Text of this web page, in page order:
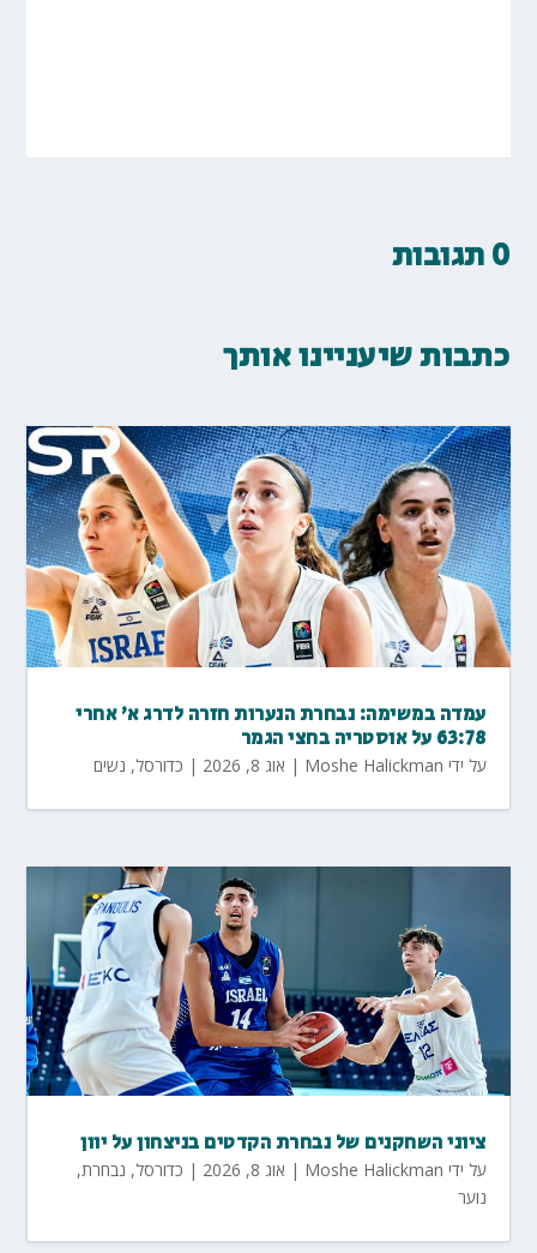
0 תגובות
כתבות שיעניינו אותך
עמדה במשימה: נבחרת הנערות חזרה לדרג א' אחרי
63:78 על אוסטריה בחצי הגמר
על ידי Moshe Halickman
| אוג 8, 2026 | כדורסל, נשים
ציוני השחקנים של נבחרת הקדטים בניצחון על יוון
על ידי Moshe Halickman
| אוג 8, 2026 | כדורסל, נבחרת,
נוער